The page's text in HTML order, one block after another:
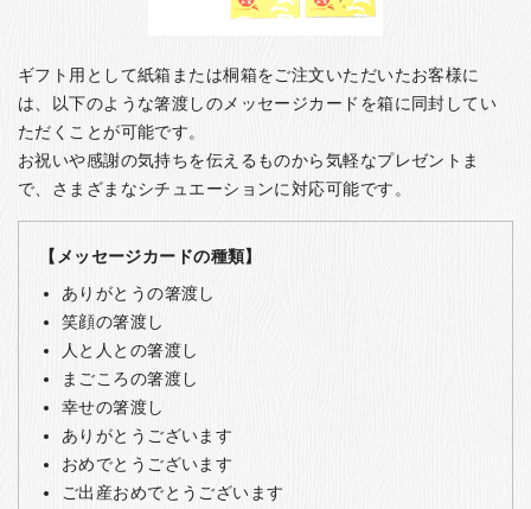
ギフト用として紙箱または桐箱をご注文いただいたお客様に
は、以下のような箸渡しのメッセージカードを箱に同封してい
ただくことが可能です。
お祝いや感謝の気持ちを伝えるものから気軽なプレゼントま
で、さまざまなシチュエーションに対応可能です。
【メッセージカードの種類】
ありがとうの箸渡し
笑顔の箸渡し
人と人との箸渡し
まごころの箸渡し
幸せの箸渡し
ありがとうございます
おめでとうございます
ご出産おめでとうございます